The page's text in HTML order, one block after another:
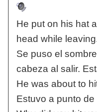
He put on his hat
head while
Se puso el
cabeza al salir.
He was about to
Estuvo a punto de